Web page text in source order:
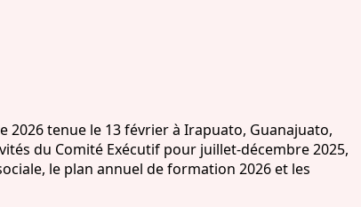
2026 tenue le 13 février à Irapuato, Guanajuato,
du Comité Exécutif pour juillet-décembre 2025,
le plan annuel de formation 2026 et les